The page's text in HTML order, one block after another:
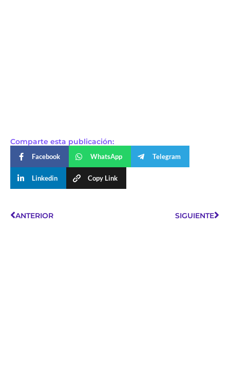
Comparte esta publicación:
Facebook WhatsApp Telegram
Linkedin Copy Link
ANTERIOR SIGUIENTE